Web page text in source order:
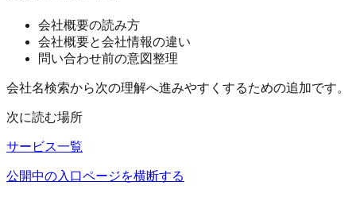
会社概要の読み方
会社概要と会社情報の違い
問い合わせ前の意図整理
会社名検索から次の理解へ進みやすくするための追加です。
次に読む場所
サービス一覧
公開中の入口ページを横断する